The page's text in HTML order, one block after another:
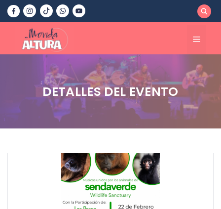
Saltar
contenido
Menú
DETALLES DEL EVENTO